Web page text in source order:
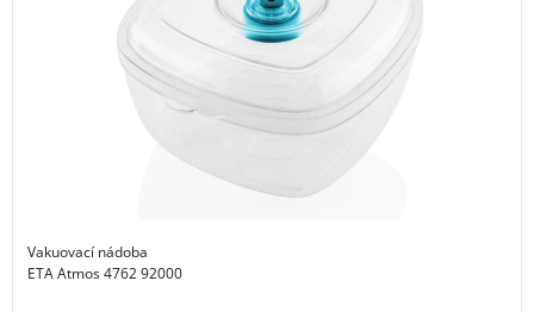
Vakuovací nádoba
ETA Atmos 4762 92000